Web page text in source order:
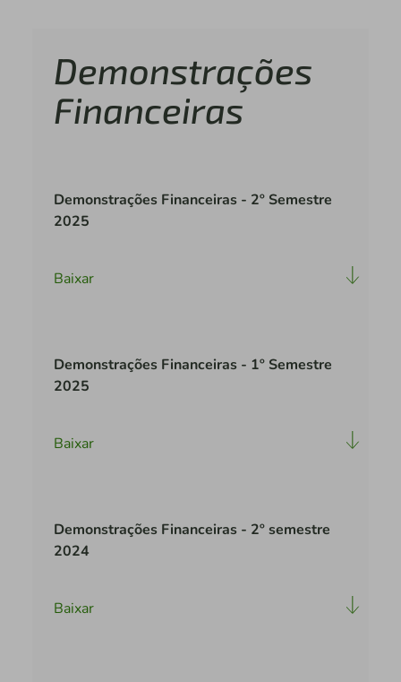
Demonstrações
Financeiras
Demonstrações Financeiras - 2º Semestre
2025
Baixar
Demonstrações Financeiras - 1º Semestre
2025
Baixar
Demonstrações Financeiras - 2º semestre
2024
Baixar